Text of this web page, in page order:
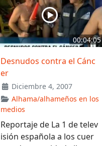
00:04:05
Desnudos contra el Cánc
er
Diciembre 4, 2007
Alhama/alhameños en los
medios
Reportaje de La 1 de telev
isión española a los cuer